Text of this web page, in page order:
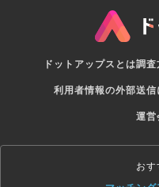
ドットアップスとは調査
利用者情報の外部送信
運営
お